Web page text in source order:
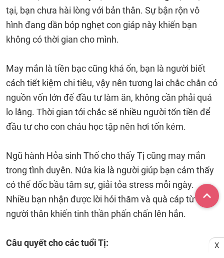
tại, bạn chưa hài lòng với bản thân. Sự bận rộn vô
hình đang dần bóp nghẹt con giáp này khiến bạn
không có thời gian cho mình.
May mắn là tiền bạc cũng khá ổn, bạn là người biết
cách tiết kiệm chi tiêu, vậy nên tương lai chắc chắn có
nguồn vốn lớn để đầu tư làm ăn, không cần phải quá
lo lắng. Thời gian tới chắc sẽ nhiều người tốn tiền để
đầu tư cho con cháu học tập nên hơi tốn kém.
Ngũ hành Hỏa sinh Thổ cho thấy Tị cũng may mắn
trong tình duyên. Nửa kia là người giúp bạn cảm thấy
có thể dốc bầu tâm sự, giải tỏa stress mỗi ngày.
Nhiều bạn nhận được lời hỏi thăm và quà cáp từ
người thân khiến tinh thần phấn chấn lên hẳn.
Câu quyết cho các tuổi Tị: X